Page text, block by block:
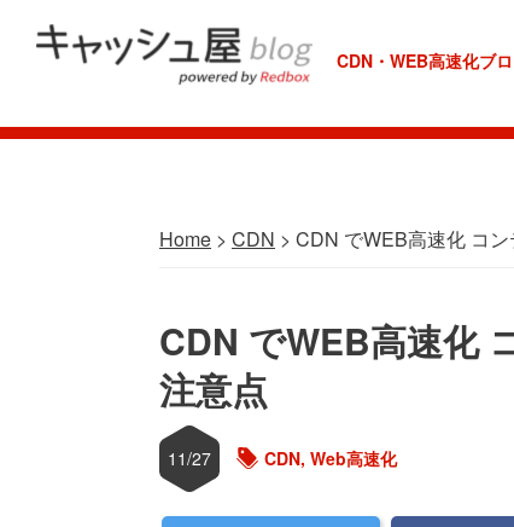
navigation
content
sidebar
REDBOX CDN・WEB高速化ブ
Home > CDN > CDN でWEB高速化 コ
CDN でWEB高速化
注意点
11/27 CDN, Web高速化